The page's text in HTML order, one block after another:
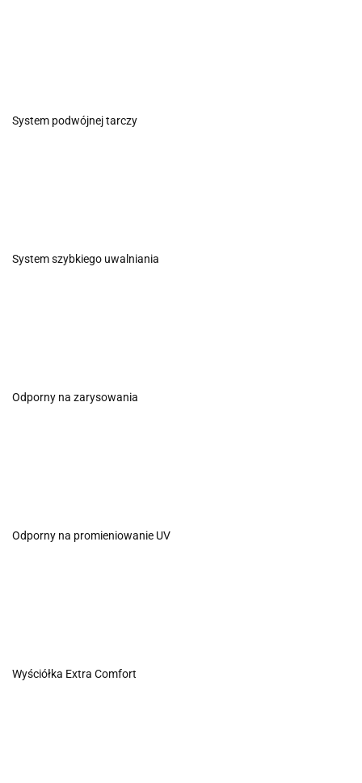
System podwójnej tarczy
System szybkiego uwalniania
Odporny na zarysowania
Odporny na promieniowanie UV
Wyściółka Extra Comfort